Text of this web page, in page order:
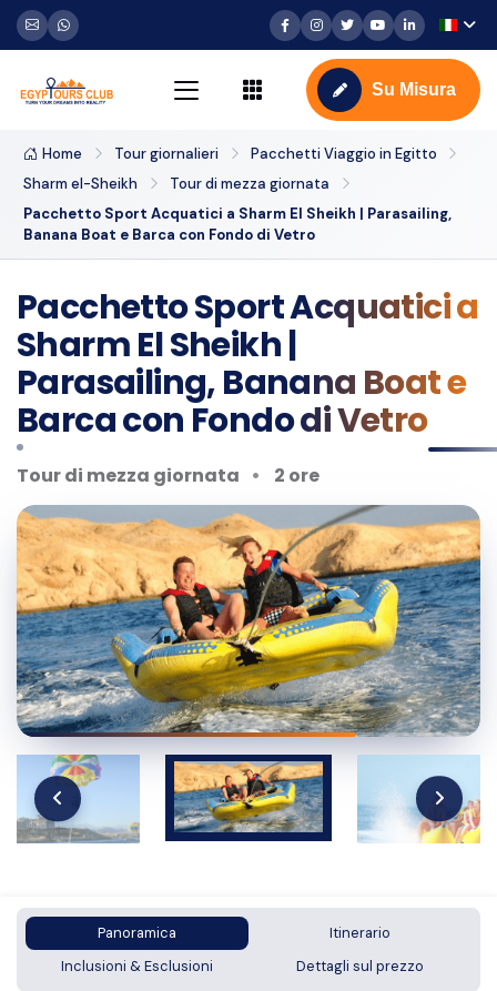
Su Misura
Home Tour giornalieri
Pacchetti Viaggio in Egitto
Sharm el-Sheikh
Tour di mezza giornata
Pacchetto Sport Acquatici a Sharm El Sheikh | Parasailing,
Banana Boat e Barca con Fondo di Vetro
Pacchetto Sport Acquatici a
Sharm El Sheikh |
Parasailing, Banana Boat e
Barca con Fondo di Vetro
Tour di mezza giornata 2 ore
Panoramica
Itinerario
Inclusioni & Esclusioni
Dettagli sul prezzo